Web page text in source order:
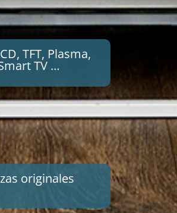
TFT, Plasma,
TV …
originales